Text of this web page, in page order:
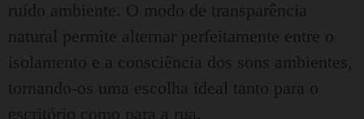
ruído ambiente. O modo de transparência
natural permite alternar perfeitamente entre o
isolamento e a consciência dos sons ambientes,
tornando-os uma escolha ideal tanto para o
escritório como para a rua.